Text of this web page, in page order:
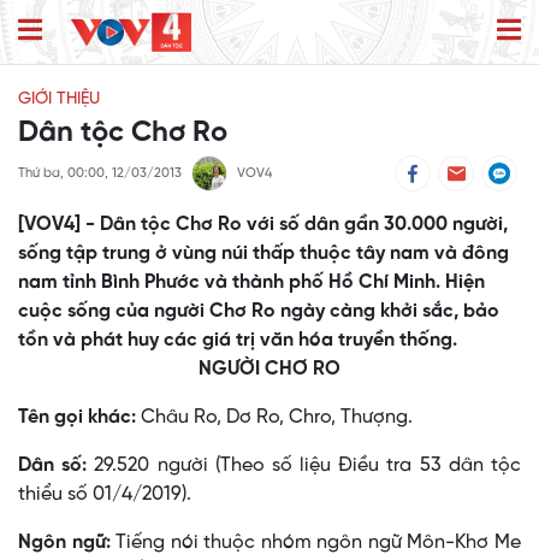
GIỚI THIỆU
Dân tộc Chơ Ro
Thứ ba, 00:00, 12/03/2013 VOV4
[VOV4] - Dân tộc Chơ Ro với số dân gần 30.000 người,
sống tập trung ở vùng núi thấp thuộc tây nam và đông
nam tỉnh Bình Phước và thành phố Hồ Chí Minh. Hiện
cuộc sống của người Chơ Ro ngày càng khởi sắc, bảo
tồn và phát huy các giá trị văn hóa truyền thống.
NGƯỜI CHƠ RO
Tên gọi khác: Châu Ro, Dơ Ro, Chro, Thượng.
Dân số:29.520 người (Theo số liệu Điều tra 53 dân tộc
thiểu số 01/4/2019).
Ngôn ngữ:Tiếng nói thuộc nhóm ngôn ngữ Môn-Khơ Me